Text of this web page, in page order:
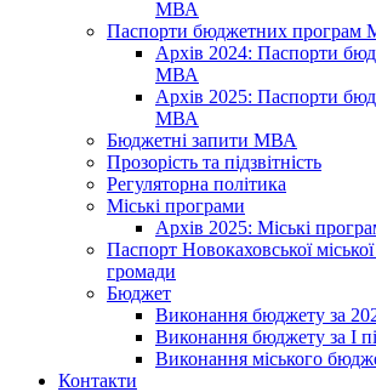
МВА
Паспорти бюджетних програм
Архів 2024: Паспорти
МВА
Архів 2025: Паспорти
МВА
Бюджетні запити МВА
Прозорість та підзвітність
Регуляторна політика
Міські програми
Архів 2025: Міські
Паспорт Новокаховської міської
громади
Бюджет
Виконання бюджету за
Виконання бюджету за І
Виконання міського
Контакти